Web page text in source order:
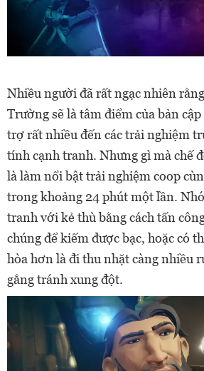
Nhiều người đã rất ngạc nhiên
Trường sẽ là tâm điểm của bản
trợ rất nhiều đến các trải nghiệm
tính cạnh tranh. Nhưng gì mà chế
là làm nổi bật trải nghiệm coop
trong khoảng 24 phút một lần.
tranh với kẻ thù bằng cách tấn
chúng để kiếm được bạc, hoặc có
hòa hơn là đi thu nhặt càng nhiều
gắng tránh xung đột.